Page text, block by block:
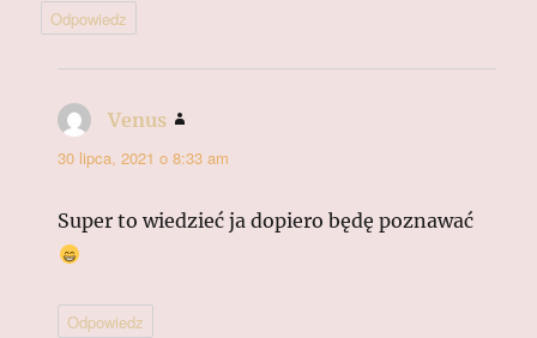
Odpowiedz
Venus
30 lipca, 2021 o 8:33 am
Super to wiedzieć ja dopiero będę poznawać
Odpowiedz